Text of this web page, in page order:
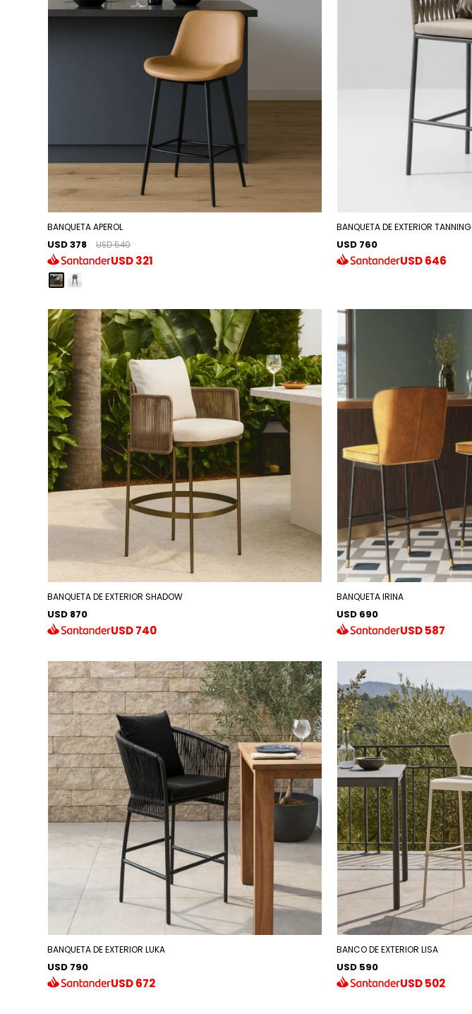
BANQUETA APEROL
USD 378 USD 540
USD321
BANQUETA DE EXTERIOR TANNING
USD 760
USD646
BANQUETA DE EXTERIOR SHADOW
USD 870
USD740
BANQUETA IRINA
USD 690
USD587
BANQUETA DE EXTERIOR LUKA
USD 790
USD672
BANCO DE EXTERIOR LISA
USD 590
USD502